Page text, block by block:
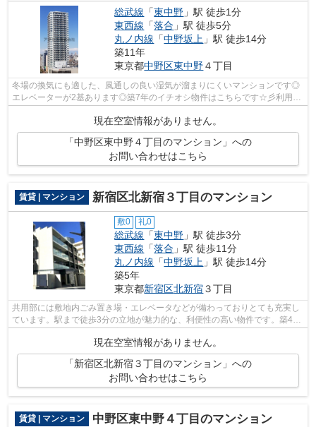
総武線 「東中野 」駅 徒歩1分
東西線 「落合 」駅 徒歩5分
丸ノ内線 「中野坂上 」駅 徒歩14分
築11年
東京都中野区東中野４丁目
冬場の換気にも適した、風通しの良い湿気が溜まりにくいマンションです◎
エレベーターが2基あります◎築7年のイチオシ物件はこちらです☆彡利用可
現在空室情報がありません。
「中野区東中野４丁目のマンション」への
お問い合わせはこちら
賃貸 | マンション 新宿区北新宿３丁目のマンション
敷0 礼0
総武線 「東中野 」駅 徒歩3分
東西線 「落合 」駅 徒歩11分
丸ノ内線 「中野坂上 」駅 徒歩14分
築5年
東京都新宿区北新宿３丁目
共用部には敷地内ごみ置き場・エレベータなどが備わっておりとても充実し
ています。駅まで徒歩3分の立地が魅力的な、利便性の高い物件です。築4年
と新しく、設備の面でも充実。外観タ...
現在空室情報がありません。
「新宿区北新宿３丁目のマンション」への
お問い合わせはこちら
賃貸 | マンション 中野区東中野４丁目のマンション